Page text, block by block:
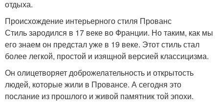
отдыха.
Происхождение интерьерного стиля Прованс
Стиль зародился в 17 веке во Франции. Но таким, как мы
его знаем он предстал уже в 19 веке. Этот стиль стал
более легкой, простой и изящной версией классицизма.
Он олицетворяет доброжелательность и открытость
людей, которые жили в Провансе. А сегодня это
послание из прошлого и живой памятник той эпохи.